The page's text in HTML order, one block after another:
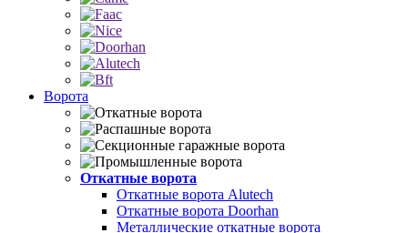
Ворота
Откатные ворота
Откатные ворота Alutech
Откатные ворота Doorhan
Металлические откатные ворота